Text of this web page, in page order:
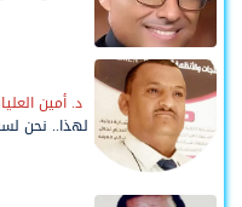
د. أمين
لهذا.. نحن